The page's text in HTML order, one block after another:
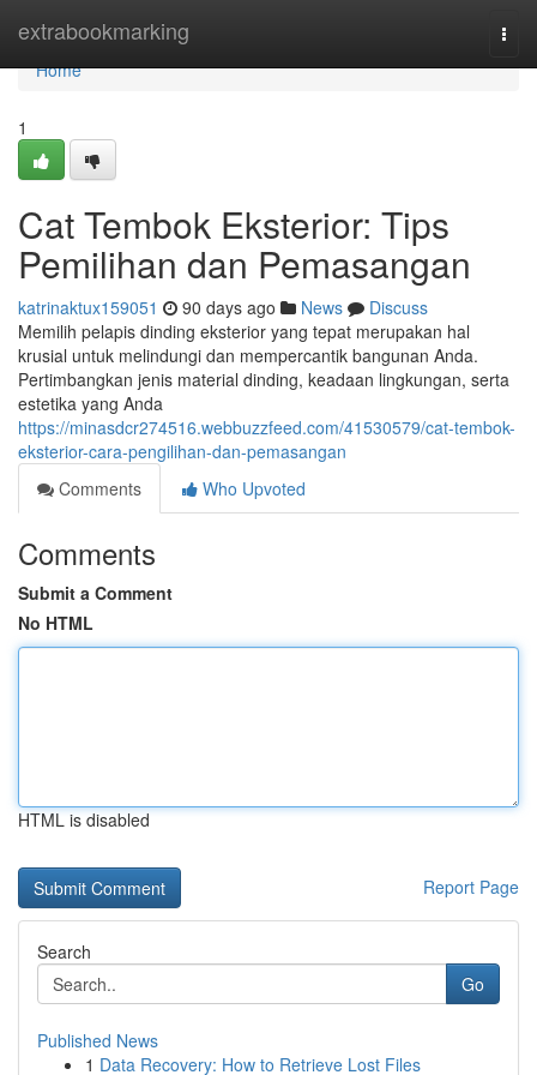
extrabookmarking
Home
Home
1
Cat Tembok Eksterior: Tips
Pemilihan dan Pemasangan
katrinaktux159051 90 days ago News
Discuss
Memilih pelapis dinding eksterior yang tepat merupakan hal
krusial untuk melindungi dan mempercantik bangunan Anda.
Pertimbangkan jenis material dinding, keadaan lingkungan, serta
estetika yang Anda
https://minasdcr274516.webbuzzfeed.com/41530579/cat-tembok-
eksterior-cara-pengilihan-dan-pemasangan
Comments
Who Upvoted
Comments
Submit a Comment
No HTML
HTML is disabled
Report Page
Search
Go
Published News
1 Data Recovery: How to Retrieve Lost Files